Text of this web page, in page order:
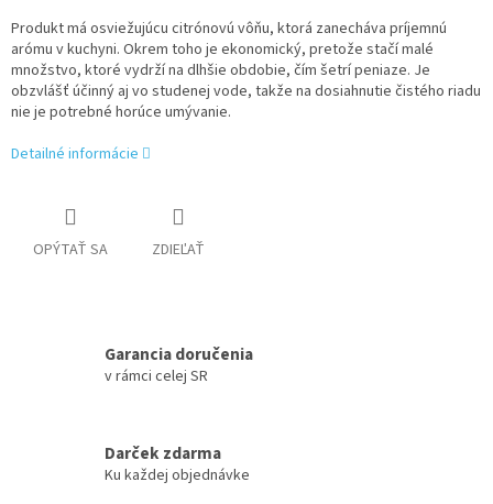
Produkt má osviežujúcu citrónovú vôňu, ktorá zanecháva príjemnú
arómu v kuchyni. Okrem toho je ekonomický, pretože stačí malé
množstvo, ktoré vydrží na dlhšie obdobie, čím šetrí peniaze. Je
obzvlášť účinný aj vo studenej vode, takže na dosiahnutie čistého riadu
nie je potrebné horúce umývanie.
Detailné informácie
OPÝTAŤ SA ZDIEĽAŤ
Garancia doručenia
v rámci celej SR
Darček zdarma
Ku každej objednávke